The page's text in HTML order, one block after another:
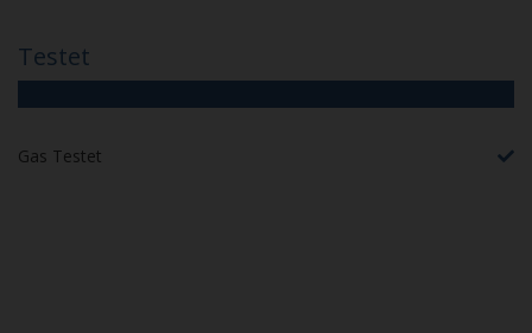
Testet
Gas Testet